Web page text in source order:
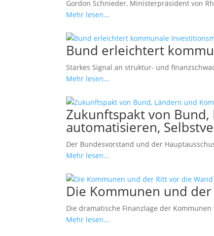
Gordon Schnieder, Ministerpräsident von
Mehr lesen...
Bund erleichtert
Starkes Signal an struktur- und
Mehr lesen...
Zukunftspakt von
automatisieren,
Der Bundesvorstand und der
Mehr lesen...
Die Kommunen und
Die dramatische Finanzlage der
Mehr lesen...